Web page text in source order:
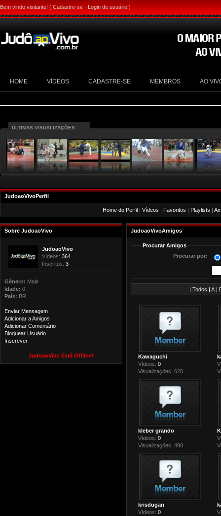
Bem vindo visitante! ( Cadastre-se · Login de usuário )
HOME VÍDEOS CADASTRE-SE MEMBROS AO
ÚLTIMAS VISUALIZAÇÕES
JudoaoVivoPerfil
Home do Perfil| Vídeos | Favoritos | Playlists |
Sobre JudoaoVivo
JudoaoVivo
Vídeos: 364
Inscritos: 3
Gênero: Male
Idade: 0
País: BR
Enviar Mensagem
Adicionar a Amigos
Adicionar Comentário
Bloquear Usuário
Inscrever
JudoaoVivo Está Offline!
JudoaoVivoAmigos
Procurar Amigos
Procurar por:
| Todos | A|
Kawaguchi
Vídeos: 0
Visualizações: 620
kleber grando
Vídeos: 0
Visualizações: 498
krisdugan
Vídeos: 0